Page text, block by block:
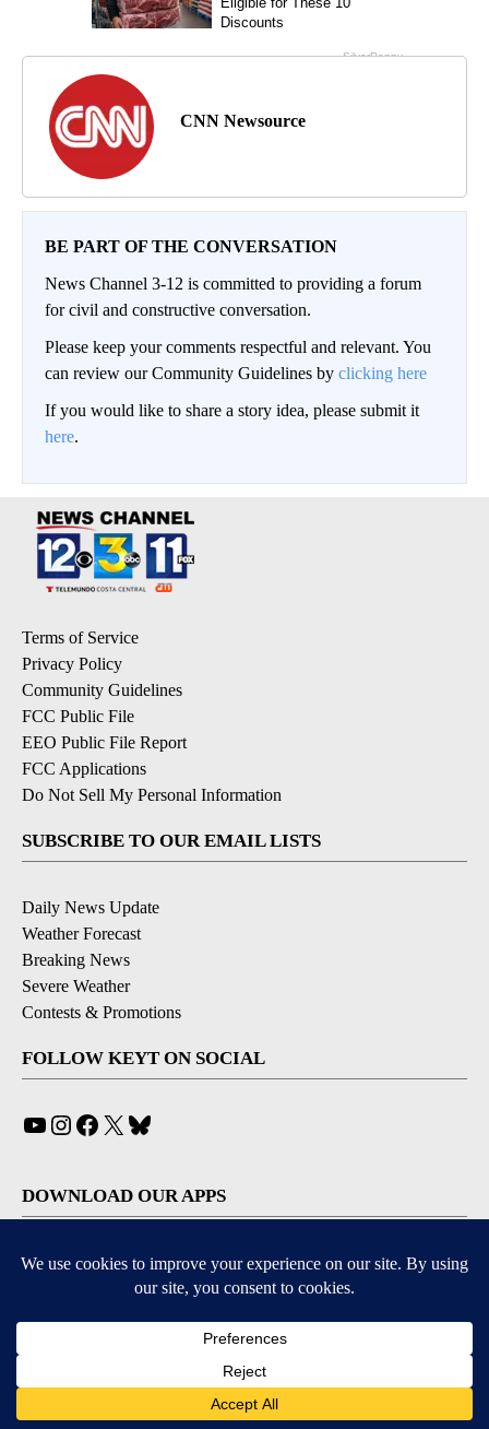
CNN Newsource
BE PART OF THE CONVERSATION
News Channel 3-12 is committed to providing a forum
for civil and constructive conversation.
Please keep your comments respectful and relevant. You
can review our Community Guidelines by clicking here
If you would like to share a story idea, please submit it
here.
Terms of Service
Privacy Policy
Community Guidelines
FCC Public File
EEO Public File Report
FCC Applications
Do Not Sell My Personal Information
SUBSCRIBE TO OUR EMAIL LISTS
Daily News Update
Weather Forecast
Breaking News
Severe Weather
Contests & Promotions
FOLLOW KEYT ON SOCIAL
YouTube
Instagram
Facebook
X
DOWNLOAD OUR APPS
Available for iOS and Android
© 2026, © 2026, NPG of California, LLC